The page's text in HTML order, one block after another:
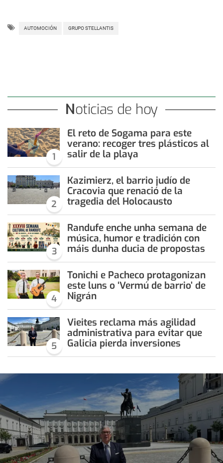
AUTOMOCIÓN GRUPO STELLANTIS
Noticias de hoy
1
El reto de Sogama para este
verano: recoger tres plásticos al
salir de la playa
2
Kazimierz, el barrio judío de
Cracovia que renació de la
tragedia del Holocausto
3
Randufe enche unha semana de
música, humor e tradición con
máis dunha ducia de propostas
4
Tonichi e Pacheco protagonizan
este luns o ‘Vermú de barrio’ de
Nigrán
5
Vieites reclama más agilidad
administrativa para evitar que
Galicia pierda inversiones